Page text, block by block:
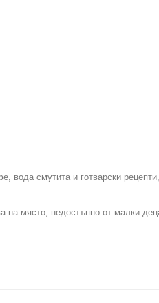
вода смутита и готварски
на място, недостъпно от малки